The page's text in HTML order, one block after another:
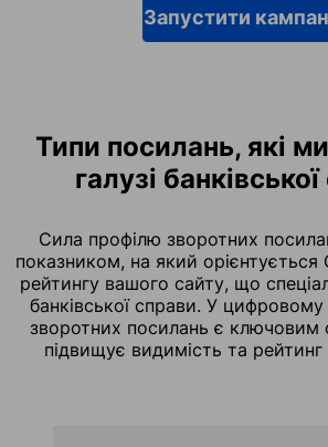
Запустити
Типи посилань, які
галузі
Сила профілю зворотних
показником, на який орієнтується
рейтингу вашого сайту, що
банківської справи. У цифровому
зворотних посилань є
підвищує видимість та